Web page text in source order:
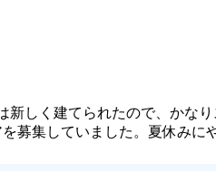
しく建てられたので、かな
募集していました。夏休みに